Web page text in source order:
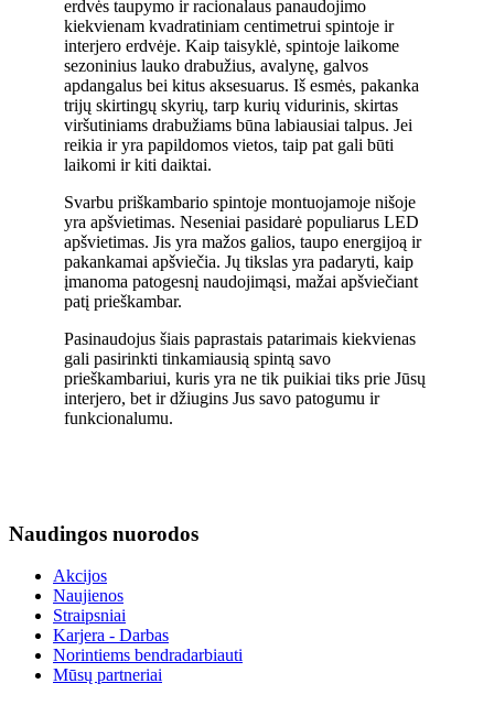
erdvės taupymo ir racionalaus panaudojimo
kiekvienam kvadratiniam centimetrui spintoje ir
interjero erdvėje. Kaip taisyklė, spintoje laikome
sezoninius lauko drabužius, avalynę, galvos
apdangalus bei kitus aksesuarus. Iš esmės, pakanka
trijų skirtingų skyrių, tarp kurių vidurinis, skirtas
viršutiniams drabužiams būna labiausiai talpus. Jei
reikia ir yra papildomos vietos, taip pat gali būti
laikomi ir kiti daiktai.
Svarbu priškambario spintoje montuojamoje nišoje
yra apšvietimas. Neseniai pasidarė populiarus LED
apšvietimas. Jis yra mažos galios, taupo energijoą ir
pakankamai apšviečia. Jų tikslas yra padaryti, kaip
įmanoma patogesnį naudojimąsi, mažai apšviečiant
patį prieškambar.
Pasinaudojus šiais paprastais patarimais kiekvienas
gali pasirinkti tinkamiausią spintą savo
prieškambariui, kuris yra ne tik puikiai tiks prie Jūsų
interjero, bet ir džiugins Jus savo patogumu ir
funkcionalumu.
Naudingos nuorodos
Akcijos
Naujienos
Straipsniai
Karjera - Darbas
Norintiems bendradarbiauti
Mūsų partneriai